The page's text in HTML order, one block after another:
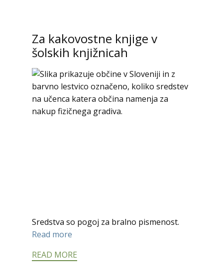
Za kakovostne knjige v
šolskih knjižnicah
Sredstva so pogoj za bralno pismenost.
Read more
READ MORE